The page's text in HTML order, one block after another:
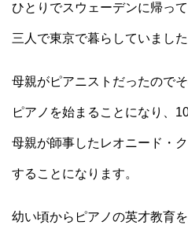
ひとりでスウェーデンに帰っ
三人で東京で暮らしていました
母親がピアニストだったので
ピアノを始まることになり、
母親が師事したレオニード・
することになります。
幼い頃からピアノの英才教育